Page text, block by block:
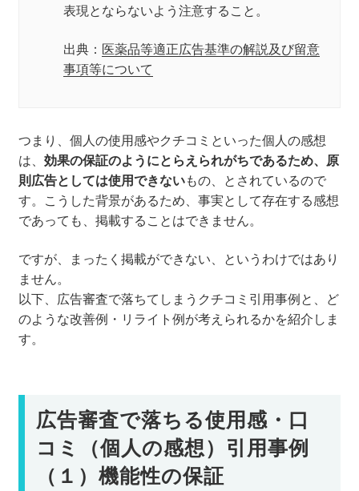
表現とならないよう注意すること。
出典： 医薬品等適正広告基準の解説及び留意
事項等について
つまり、個人の使用感やクチコミといった個人の感想
は、 効果の保証のようにとらえられがちであるため、原
則広告としては使用できないもの、とされているので
す。こうした背景があるため、事実として存在する感想
であっても、掲載することはできません。
ですが、まったく掲載ができない、というわけではあり
ません。
以下、広告審査で落ちてしまうクチコミ引用事例と、ど
のような改善例・リライト例が考えられるかを紹介しま
す。
広告審査で落ちる使用感・口
コミ（個人の感想）引用事例
（１）機能性の保証